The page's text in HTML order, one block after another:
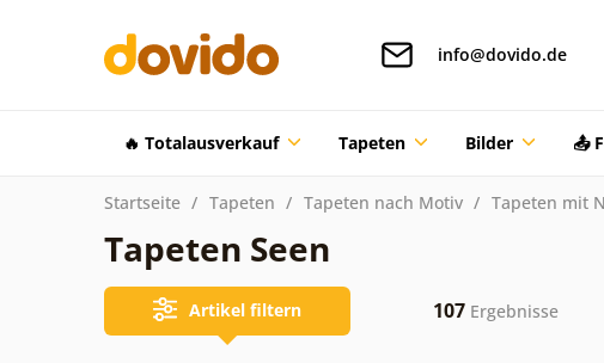
info@dovido.de
🔥 Totalausverkauf Tapeten Bilder 📤
Startseite Tapeten Tapeten nach Motiv Tapeten mit
Tapeten Seen
Artikel filtern 107Ergebnisse